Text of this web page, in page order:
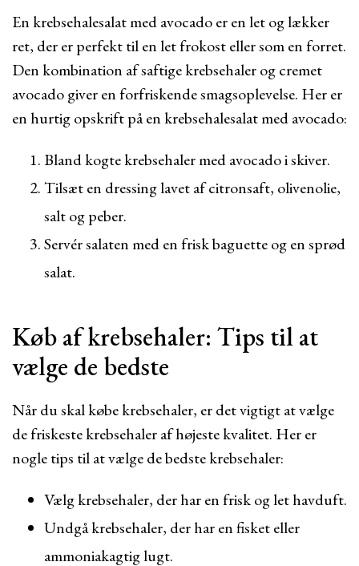
En krebsehalesalat med avocado er en let og lækker
ret, der er perfekt til en let frokost eller som en forret.
Den kombination af saftige krebsehaler og cremet
avocado giver en forfriskende smagsoplevelse. Her er
en hurtig opskrift på en krebsehalesalat med avocado:
Bland kogte krebsehaler med avocado i skiver.
Tilsæt en dressing lavet af citronsaft, olivenolie,
salt og peber.
Servér salaten med en frisk baguette og en sprød
salat.
Køb af krebsehaler: Tips til at
vælge de bedste
Når du skal købe krebsehaler, er det vigtigt at vælge
de friskeste krebsehaler af højeste kvalitet. Her er
nogle tips til at vælge de bedste krebsehaler:
Vælg krebsehaler, der har en frisk og let havduft.
Undgå krebsehaler, der har en fisket eller
ammoniakagtig lugt.